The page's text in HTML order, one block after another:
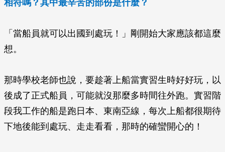
相符嗎？其中最辛苦的部份是什麼？
「當船員就可以出國到處玩！」剛開始大家應該都這麼
想。
那時學校老師也說，要趁著上船當實習生時好好玩，以
後成了正式船員，可能就沒那麼多時間往外跑。實習階
段我工作的船是跑日本、東南亞線，每次上船都很期待
下地後能到處玩、走走看看，那時的確蠻開心的！